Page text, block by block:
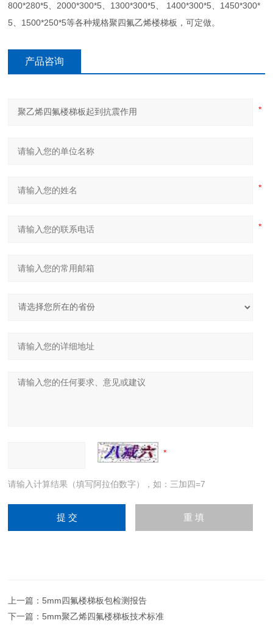
800*280*5、2000*300*5、1300*300*5、 1400*300*5、1450*300*
5、1500*250*5等各种规格聚四氟乙烯楼梯板，可定做。
产品咨询
请输入计算结果（填写阿拉伯数字），如：三加四=7
上一篇：5mm四氟楼梯板包检测报告
下一篇：5mm聚乙烯四氟楼梯板技术标准